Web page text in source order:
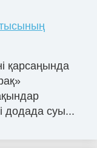
қарсаңында
додада суы...